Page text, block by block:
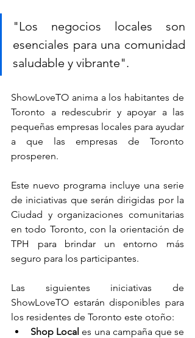
"Los negocios locales son
esenciales para una comunidad
saludable y vibrante".
ShowLoveTO anima a los habitantes de
Toronto a redescubrir y apoyar a las
pequeñas empresas locales para ayudar
a que las empresas de Toronto
prosperen.
Este nuevo programa incluye una serie
de iniciativas que serán dirigidas por la
Ciudad y organizaciones comunitarias
en todo Toronto, con la orientación de
TPH para brindar un entorno más
seguro para los participantes.
Las siguientes iniciativas de
ShowLoveTO estarán disponibles para
los residentes de Toronto este otoño:
Shop Local es una campaña que se